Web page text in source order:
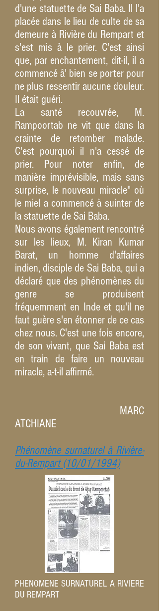
d'une statuette de Sai Baba. Il l'a
placée dans le lieu de culte de sa
demeure à Rivière ­du Rempart et
s'est mis à le prier. C'est ainsi
que, par enchantement, dit-il, il a
commencé â' bien se porter pour
ne plus ressentir aucune douleur.
Il était guéri.
La santé recouvrée, M.
Rampoortab ne vit que dans la
crainte de retomber malade.
C'est pourquoi il n'a cessé de
prier. Pour noter enfin, de
manière imprévisible, mais sans
surprise, le nouveau miracle" où
le miel a commencé à suinter de
la statuette de Sai Baba.
Nous avons également rencontré
sur les lieux, M. Kiran Kumar
Barat, un homme d'affaires
indien, disciple de Sai Baba, qui a
déclaré que des phénomènes du
genre se produisent
fréquemment en Inde et qu'il ne
faut guère s'en étonner de ce cas
chez nous. C'est une fois encore,
de son vivant, que Sai Baba est
en train de faire un nouveau
miracle, a-t-il affirmé.
MARC
ATCHIANE
Phénomène surnaturel à Rivière-
du-Rempart (10/01/1994)
PHENOMENE SURNATUREL A RIVIERE
DU REMPART